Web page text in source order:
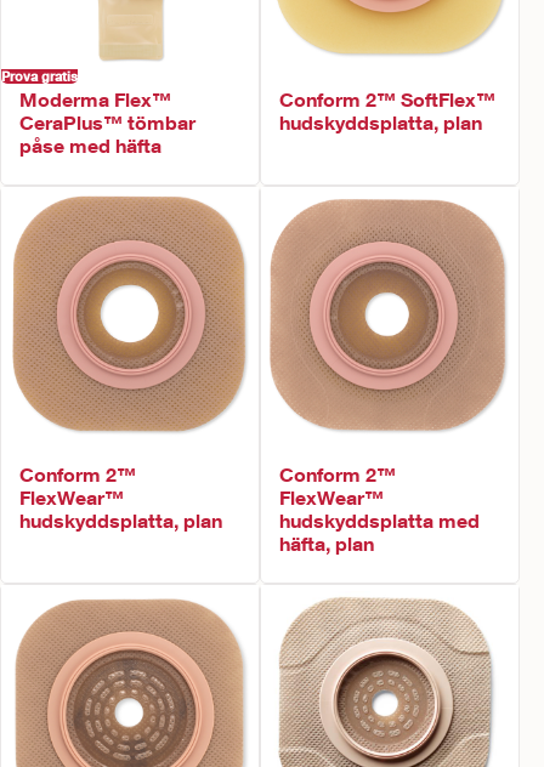
Prova gratis
Moderma Flex™
CeraPlus™ tömbar
påse med häfta
Conform 2™ SoftFlex™
hudskyddsplatta, plan
Conform 2™
FlexWear™
hudskyddsplatta, plan
Conform 2™
FlexWear™
hudskyddsplatta med
häfta, plan